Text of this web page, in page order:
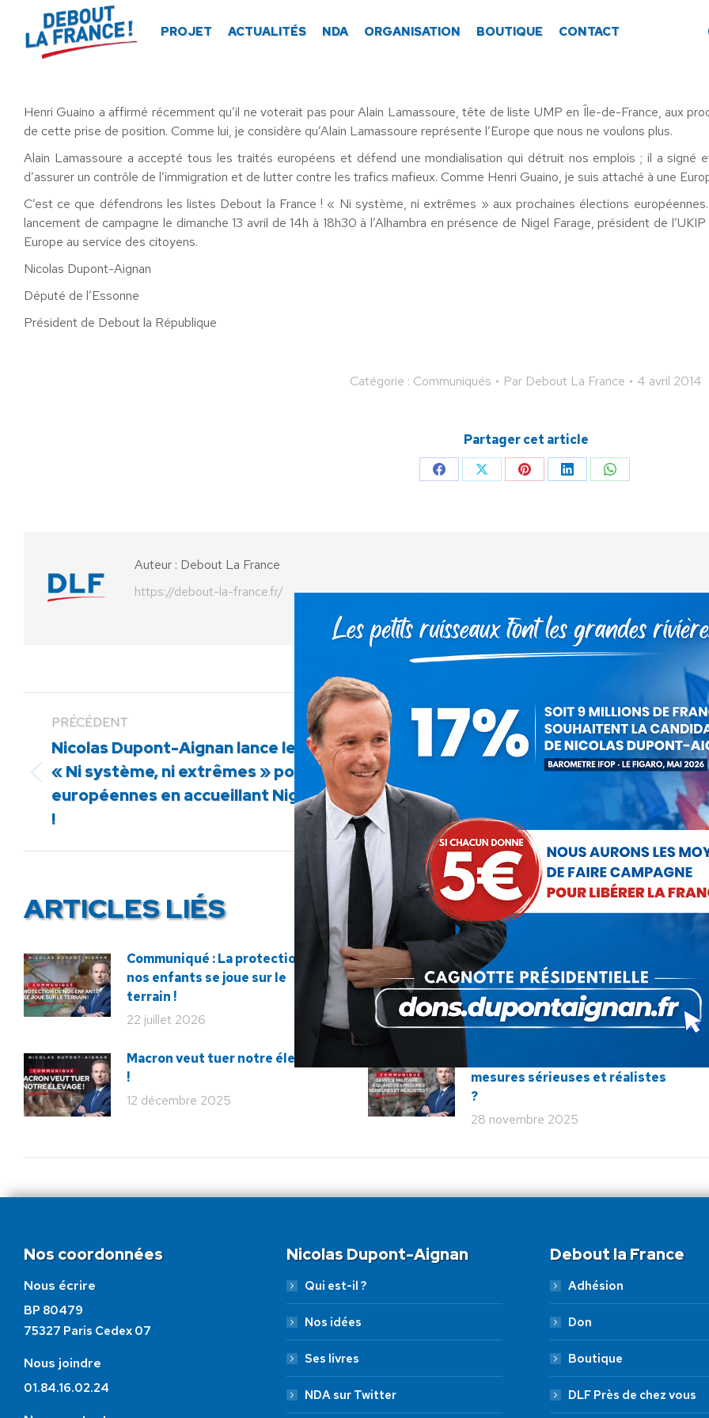
PROJET ACTUALITÉS NDA ORGANISATION BOUTIQUE CONTACT
Henri Guaino a affirmé récemment qu’il ne voterait pas pour Alain Lamassoure, tête de liste UMP en Île-de-France, aux
de cette prise de position. Comme lui, je considère qu’Alain Lamassoure représente l’Europe que nous ne voulons plus.
Alain Lamassoure a accepté tous les traités européens et défend une mondialisation qui détruit nos emplois ; il a signé
d’assurer un contrôle de l’immigration et de lutter contre les trafics mafieux. Comme Henri Guaino, je suis attaché à une
C’est ce que défendrons les listes Debout la France ! « Ni système, ni extrêmes » aux prochaines élections
lancement de campagne le dimanche 13 avril de 14h à 18h30 à l’Alhambra en présence de Nigel Farage, président de
Europe au service des citoyens.
Nicolas Dupont-Aignan
Député de l’Essonne
Président de Debout la République
Catégorie : Communiqués Par Debout La France 4 avril 2014
Partager cet article
PartagerPartagerPartagerPartagerPartager
Auteur : Debout La France
https://debout-la-france.fr/
PRÉCÉDENT
Article
précédent
:
Nicolas Dupont-Aignan lance les listes Debout la France !
« Ni système, ni extrêmes » pour la campagne des
européennes en accueillant Nigel Farage le 13 avril à Paris
!
ARTICLES LIÉS
Communiqué : La protection de
nos enfants se joue sur le
terrain !
22 juillet 2026
Communiqué : Corse,
l’engrenage d’une France
fragmentée
26 juin 2026
Macron veut tuer notre élevage
!
12 décembre 2025
mesures sérieuses et réalistes
?
28 novembre 2025
Nos coordonnées
Nous écrire
BP 80479
75327 Paris Cedex 07
Nous joindre
01.84.16.02.24
Nicolas Dupont-Aignan
Qui est-il ?
Nos idées
Ses livres
NDA sur Twitter
Debout la France
Adhésion
Don
Boutique
DLF Près de chez vous
Panneau de gestion des cookies